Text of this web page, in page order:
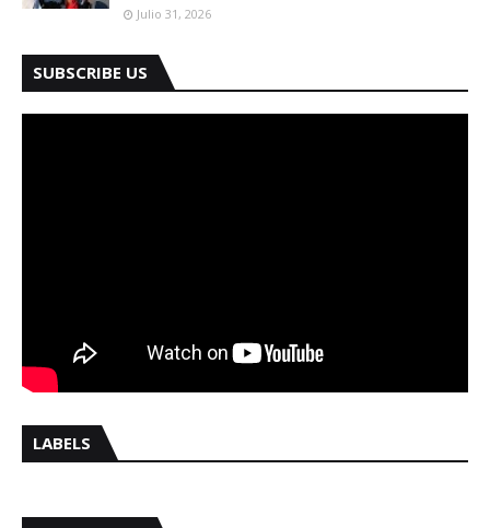
Julio 31, 2026
SUBSCRIBE US
LABELS